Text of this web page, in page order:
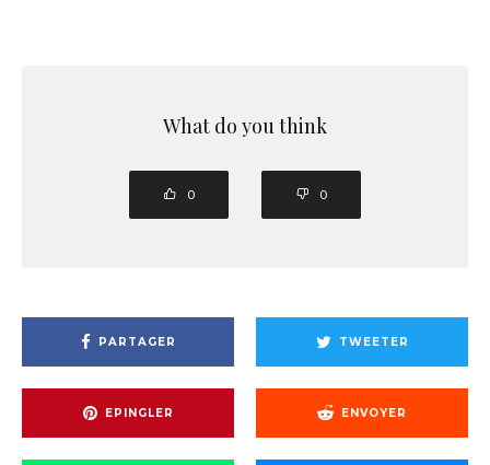
What do you think
0 0
PARTAGER TWEETER
EPINGLER ENVOYER